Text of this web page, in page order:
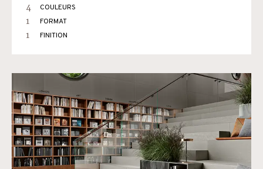
4 COULEURS
1 FORMAT
1 FINITION